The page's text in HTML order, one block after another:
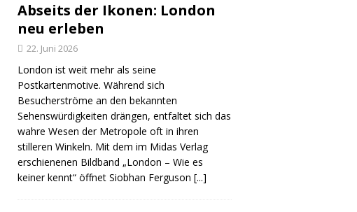
Abseits der Ikonen: London
neu erleben
22. Juni 2026
London ist weit mehr als seine
Postkartenmotive. Während sich
Besucherströme an den bekannten
Sehenswürdigkeiten drängen, entfaltet sich das
wahre Wesen der Metropole oft in ihren
stilleren Winkeln. Mit dem im Midas Verlag
erschienenen Bildband „London – Wie es
keiner kennt“ öffnet Siobhan Ferguson [...]